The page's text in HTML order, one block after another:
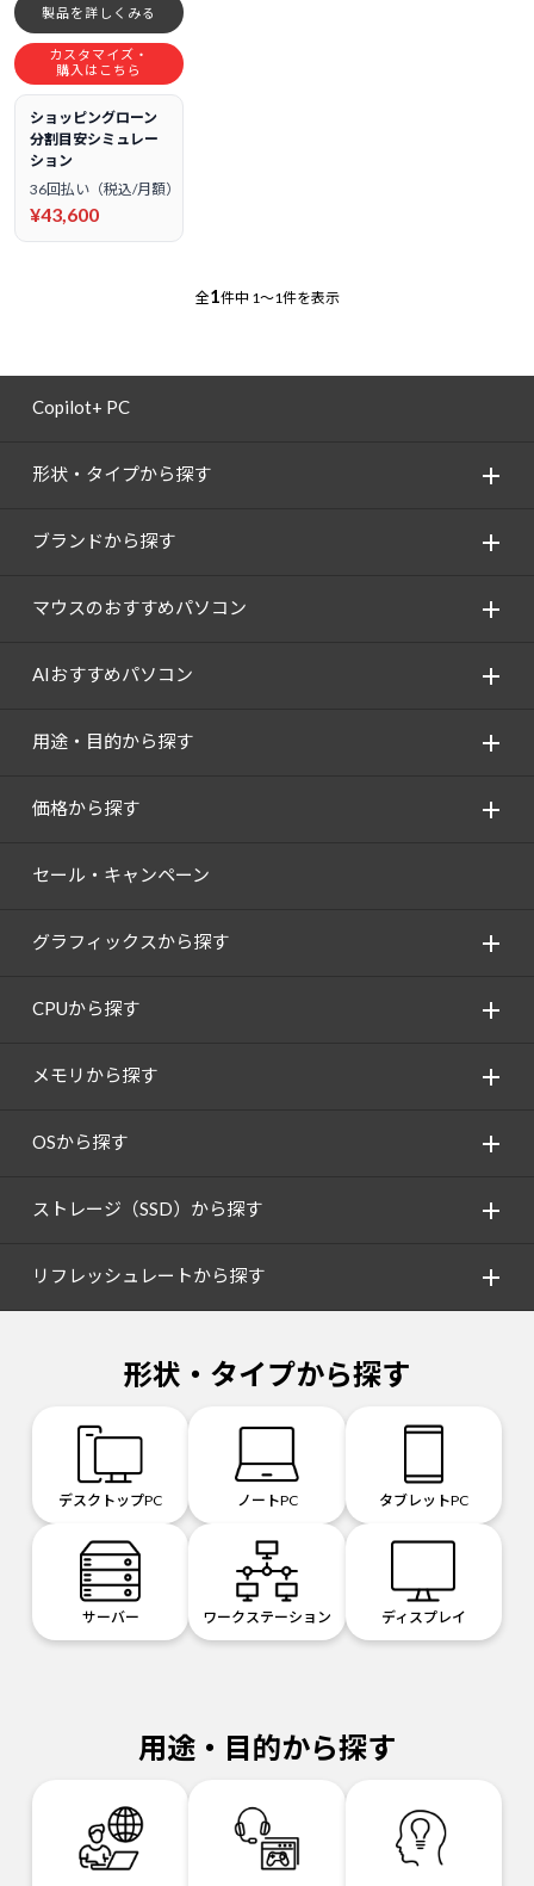
製品を詳しくみる
カスタマイズ・
購入はこちら
ショッピングローン
分割目安シミュレー
ション
36回払い（税込/月額）
¥43,600
全1件中 1～1件を表示
Copilot+ PC
形状・タイプから探す
ブランドから探す
マウスのおすすめパソコン
AIおすすめパソコン
用途・目的から探す
価格から探す
セール・キャンペーン
グラフィックスから探す
CPUから探す
メモリから探す
OSから探す
ストレージ（SSD）から探す
リフレッシュレートから探す
形状・タイプから探す
デスクトップPC ノートPC タブレットPC
サーバー ワークステーション ディスプレイ
用途・目的から探す